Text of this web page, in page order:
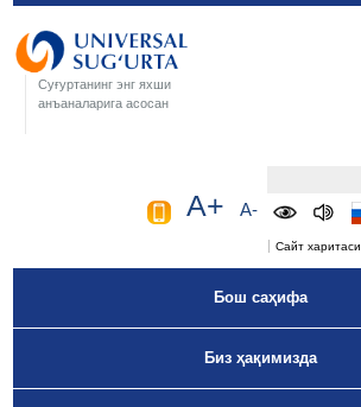
Суғуртанинг энг яхши
анъаналарига асосан
A+ A-
Сайт харитаси
Бош саҳифа
Биз ҳақимизда